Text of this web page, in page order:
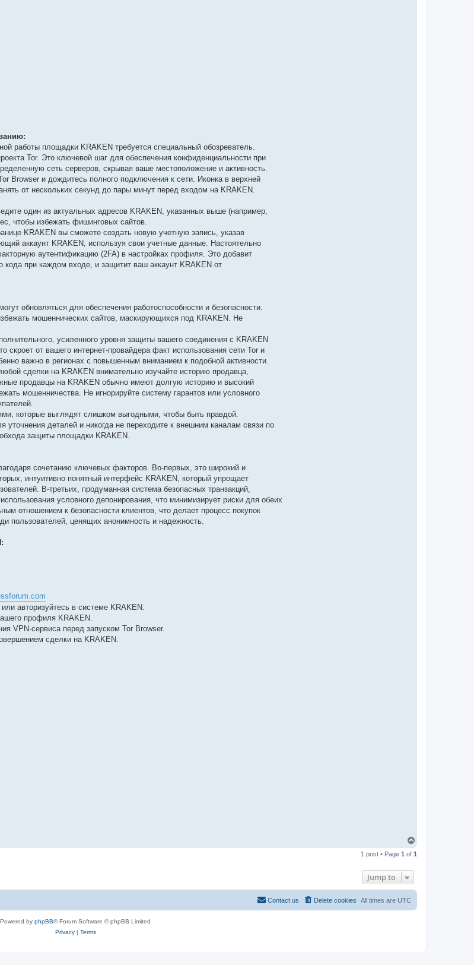
работы площадки KRAKEN требуется специальный обозреватель.
Tor. Это ключевой шаг для обеспечения конфиденциальности при
сеть серверов, скрывая ваше местоположение и активность.
Browser и дождитесь полного подключения к сети. Иконка в верхней
от нескольких секунд до пары минут перед входом на KRAKEN.
один из актуальных адресов KRAKEN, указанных выше (например,
чтобы избежать фишинговых сайтов.
KRAKEN вы сможете создать новую учетную запись, указав
аккаунт KRAKEN, используя свои учетные данные. Настоятельно
аутентификацию (2FA) в настройках профиля. Это добавит
кода при каждом входе, и защитит ваш аккаунт KRAKEN от
обновляться для обеспечения работоспособности и безопасности.
мошеннических сайтов, маскирующихся под KRAKEN. Не
усиленного уровня защиты вашего соединения с KRAKEN
от вашего интернет-провайдера факт использования сети Tor и
важно в регионах с повышенным вниманием к подобной активности.
сделки на KRAKEN внимательно изучайте историю продавца,
продавцы на KRAKEN обычно имеют долгую историю и высокий
мошенничества. Не игнорируйте систему гарантов или условного
которые выглядят слишком выгодными, чтобы быть правдой.
деталей и никогда не переходите к внешним каналам связи по
защиты площадки KRAKEN.
сочетанию ключевых факторов. Во-первых, это широкий и
интуитивно понятный интерфейс KRAKEN, который упрощает
В-третьих, продуманная система безопасных транзакций,
условного депонирования, что минимизирует риски для обеих
отношением к безопасности клиентов, что делает процесс покупок
пользователей, ценящих анонимность и надежность.
авторизуйтесь в системе KRAKEN.
профиля KRAKEN.
VPN-сервиса перед запуском Tor Browser.
сделки на KRAKEN.
p
1 post • Page 1 of 1
Jump to
All times are UTC
Delete cookies
Contact us
Powered by phpBB® Forum Software © phpBB Limited
Privacy| Terms